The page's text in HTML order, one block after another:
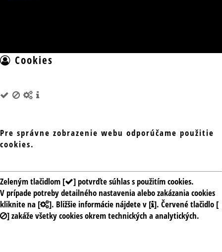
Cookies
Pre správne zobrazenie webu odporúčame použitie
cookies.
Zeleným tlačidlom [
] potvrďte súhlas s použitím cookies.
V prípade potreby detailného nastavenia alebo zakázania cookies
kliknite na [
]. Bližšie informácie nájdete v [ ]. Červené tlačidlo [
] zakáže všetky cookies okrem technických a analytických.